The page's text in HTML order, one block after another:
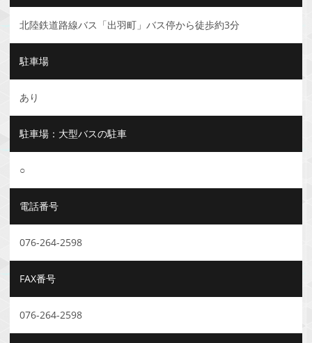
北陸鉄道路線バス「出羽町」バス停から徒歩約3分
駐車場
あり
駐車場：大型バスの駐車
○
電話番号
076-264-2598
FAX番号
076-264-2598